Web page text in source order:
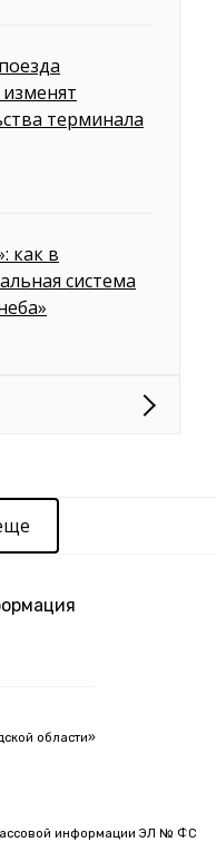
терминала
как в
система
области»
информации ЭЛ № ФС